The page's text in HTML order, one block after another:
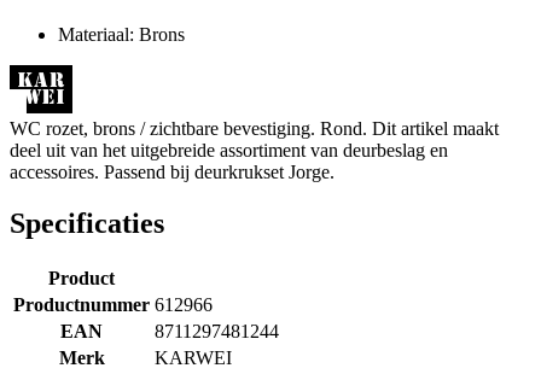
Materiaal: Brons
WC rozet, brons / zichtbare bevestiging. Rond. Dit artikel maakt
deel uit van het uitgebreide assortiment van deurbeslag en
accessoires. Passend bij deurkrukset Jorge.
Specificaties
Product
Productnummer 612966
EAN
8711297481244
Merk
KARWEI